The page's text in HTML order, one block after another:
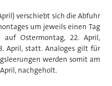
verschiebt sich die Abfuhr
um jeweils einen Tag
Ostermontag, 22. April,
April, statt. Analoges gilt für
werden somit am
nachgeholt.